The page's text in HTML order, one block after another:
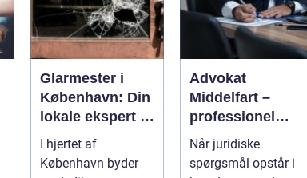
Glarmester i
København: Din
lokale ekspert i
glasløsninger
I hjertet af
København byder
Advokat
Middelfart –
professionel
juridisk
rådgivning tæt
på dig
Når juridiske
spørgsmål opstår i